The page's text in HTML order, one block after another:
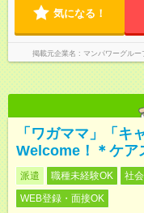
気になる！
掲載元企業名 マンパワーグル
「ワガママ」「キ
Welcome！＊ケア
派遣 職種未経験OK 社
WEB登録・面接OK